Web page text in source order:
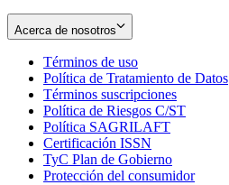
Acerca de nosotros
Términos de uso
in
new
window
Política de Tratamiento de Datos
Términos suscripciones
in
Política de Riesgos C/ST
Política SAGRILAFT
new
window
Certificación ISSN
in
new
TyC Plan de Gobierno
in
Protección del consumidorOpens